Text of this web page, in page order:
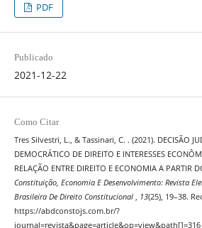
PDF
Publicado
2021-12-22
Como Citar
Tres Silvestri, L., & Tassinari, C. . (2021). DECISÃO
DEMOCRÁTICO DE DIREITO E INTERESSES
RELAÇÃO ENTRE DIREITO E ECONOMIA A PARTIR
Constituição, Economia E Desenvolvimento: Revista
Brasileira De Direito Constitucional , 13(25), 19–38.
https://abdconstojs.com.br/?
journal=revista&page=article&op=view&path[]=316